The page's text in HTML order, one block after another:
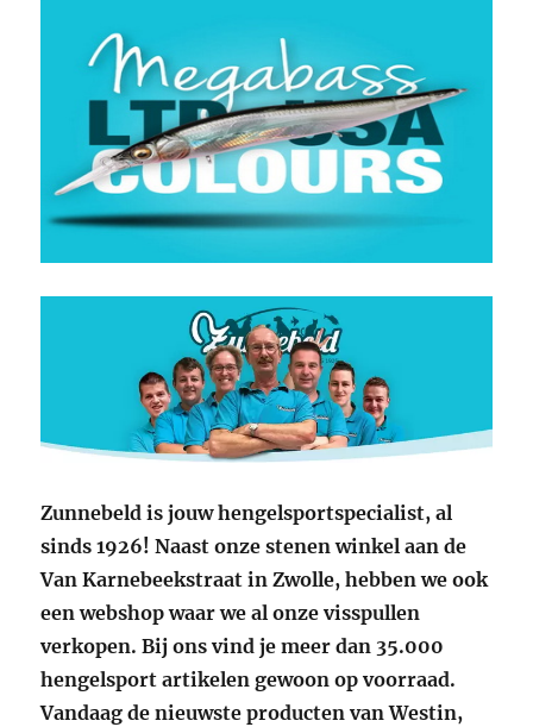
Zunnebeld is jouw hengelsportspecialist, al
sinds 1926! Naast onze stenen winkel aan de
Van Karnebeekstraat in Zwolle, hebben we ook
een webshop waar we al onze visspullen
verkopen. Bij ons vind je meer dan 35.000
hengelsport artikelen gewoon op voorraad.
Vandaag de nieuwste producten van Westin,